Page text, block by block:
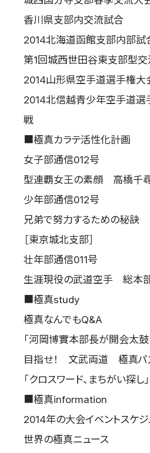
香川県支部内交流試合
2014北海道函館支部内部試
第1回城西世田谷東支部型
2014山形県空手道選手権大
2014北信越青少年空手道選
戦
■極真カラテ活性化計画
女子部通信012号
型連覇女王の素顔 高橋千尋
少年部通信012号
兄弟で努力するための秘訣
［東京城北支部］
壮年部通信011号
生涯現役の武道空手 総本
■極真study
極真なんでもQ&A
「河岡博實本部長が開会太鼓
目指せ！ 文武両道 極真パ
「クロスワード、まちがい探し」
■極真information
2014年の大会イベントスケジ
世界の極真ニュース